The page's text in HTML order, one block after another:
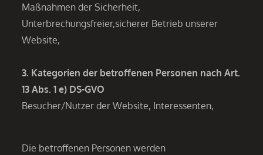
Maßnahmen der Sicherheit,
Unterbrechungsfreier,sicherer Betrieb unserer
Website,
3. Kategorien der betroffenen Personen nach Art.
13 Abs. 1 e) DS-GVO
Besucher/Nutzer der Website, Interessenten,
Die betroffenen Personen werden